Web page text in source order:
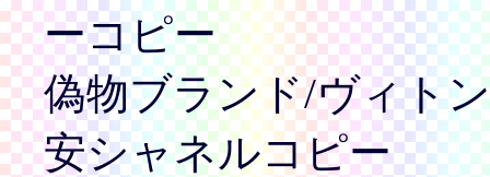
ーコピー
偽物ブランド/ヴィト
安シャネルコピー